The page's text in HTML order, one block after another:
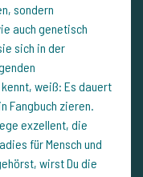
sondern
auch genetisch
sich in der
weiß: Es dauert
Fangbuch zieren.
exzellent, die
für Mensch und
wirst Du die